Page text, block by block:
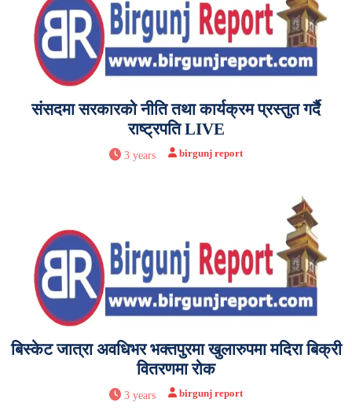
संसदमा सरकारको नीति तथा कार्यक्रम प्रस्तुत गर्दै
राष्ट्रपति LIVE
3 years birgunj report
बिस्केट जात्रा अवधिभर भक्तपुरमा खुलारुपमा मदिरा बिक्री
वितरणमा रोक
3 years birgunj report